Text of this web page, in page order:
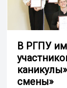
В РГПУ
смены»